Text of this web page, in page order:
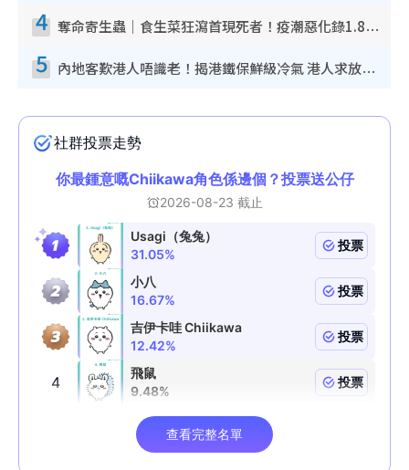
4 奪命寄生蟲｜食生菜狂瀉首現死者！疫潮惡化錄1.8萬宗病例 揭洗菜3大謬誤
5 內地客歎港人唔識老！揭港鐵保鮮級冷氣 港人求放過：咪投訴